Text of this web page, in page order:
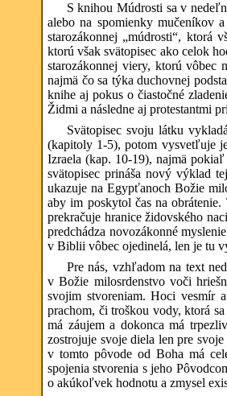
S knihou Múdrosti sa v
alebo na spomienky mučeníkov
starozákonnej „múdrosti“,
ktorú však svätopisec ako celok
starozákonnej viery, ktorú vôbec
najmä čo sa týka duchovnej
knihe aj pokus o čiastočné
Židmi a následne aj protestantmi
Svätopisec svoju látku
(kapitoly 1-5), potom vysvetľuje
Izraela (kap. 10-19), najmä
svätopisec prináša nový výklad
ukazuje na Egypťanoch Božie
aby im poskytol čas na
prekračuje hranice židovského
predchádza novozákonné
v Biblii vôbec ojedinelá, len je tu
Pre nás, vzhľadom na text
v Božie milosrdenstvo voči
svojim stvoreniam. Hoci vesmír
prachom, či troškou vody, ktorá
má záujem a dokonca má
zostrojuje svoje diela len pre
v tomto pôvode od Boha má
spojenia stvorenia s jeho
o akúkoľvek hodnotu a zmysel